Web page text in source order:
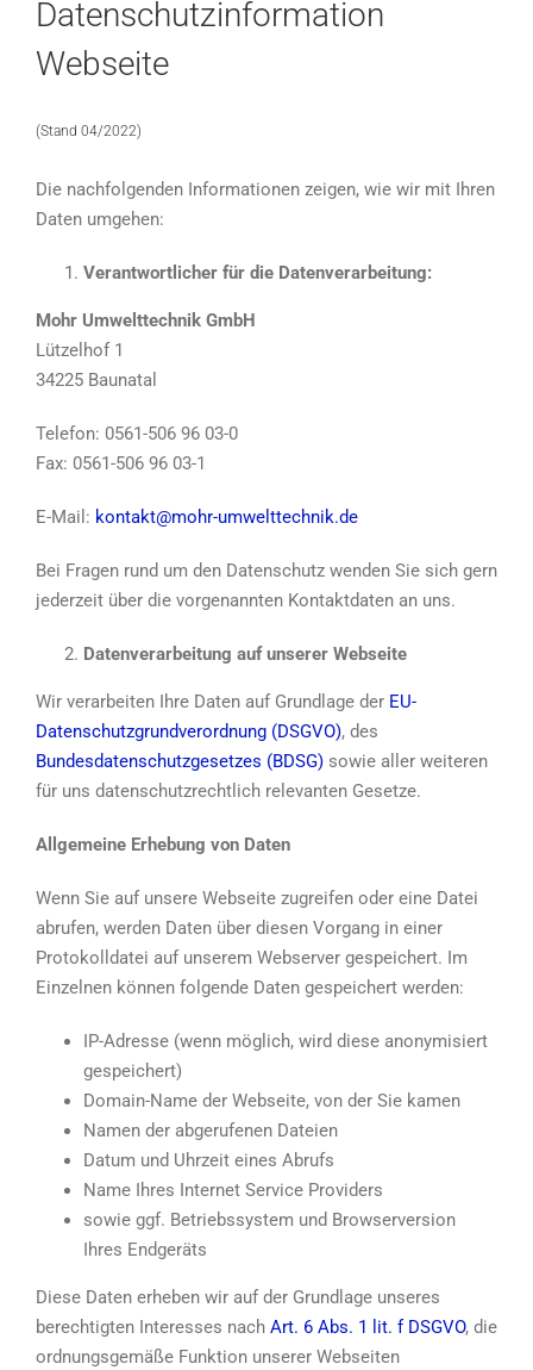
Datenschutzinformation
Webseite
(Stand 04/2022)
Die nachfolgenden Informationen zeigen, wie wir mit Ihren
Daten umgehen:
Verantwortlicher für die Datenverarbeitung:
Mohr Umwelttechnik GmbH
Lützelhof 1
34225 Baunatal
Telefon: 0561-506 96 03-0
Fax: 0561-506 96 03-1
E-Mail: kontakt@mohr-umwelttechnik.de
Bei Fragen rund um den Datenschutz wenden Sie sich gern
jederzeit über die vorgenannten Kontaktdaten an uns.
Datenverarbeitung auf unserer Webseite
Wir verarbeiten Ihre Daten auf Grundlage der EU-
Datenschutzgrundverordnung (DSGVO), des
Bundesdatenschutzgesetzes (BDSG) sowie aller weiteren
für uns datenschutzrechtlich relevanten Gesetze.
Allgemeine Erhebung von Daten
Wenn Sie auf unsere Webseite zugreifen oder eine Datei
abrufen, werden Daten über diesen Vorgang in einer
Protokolldatei auf unserem Webserver gespeichert. Im
Einzelnen können folgende Daten gespeichert werden:
IP-Adresse (wenn möglich, wird diese anonymisiert
gespeichert)
Domain-Name der Webseite, von der Sie kamen
Namen der abgerufenen Dateien
Datum und Uhrzeit eines Abrufs
Name Ihres Internet Service Providers
sowie ggf. Betriebssystem und Browserversion
Ihres Endgeräts
Diese Daten erheben wir auf der Grundlage unseres
berechtigten Interesses nach Art. 6 Abs. 1 lit. f DSGVO, die
ordnungsgemäße Funktion unserer Webseiten